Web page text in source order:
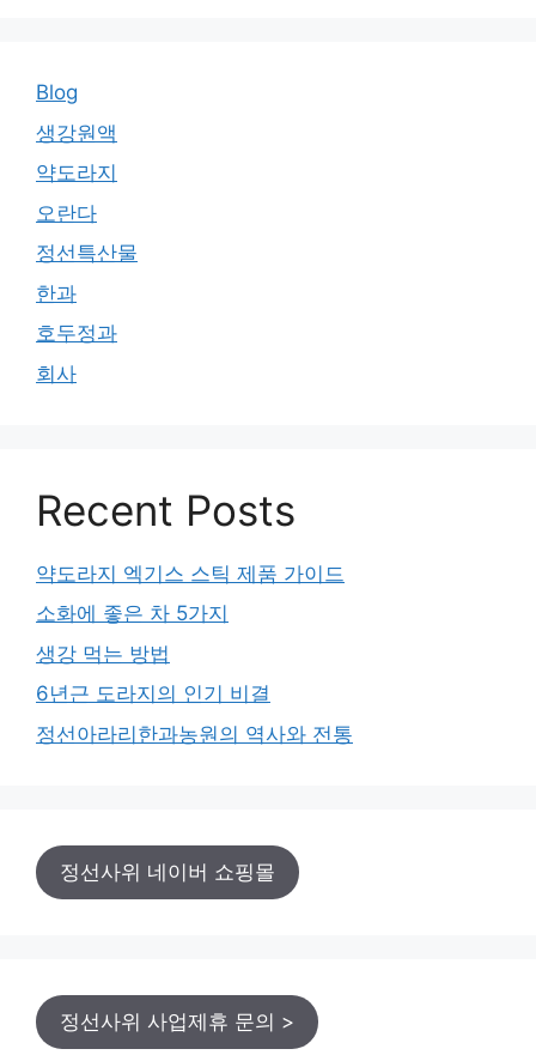
Blog
생강원액
약도라지
오란다
정선특산물
한과
호두정과
회사
Recent Posts
약도라지 엑기스 스틱 제품 가이드
소화에 좋은 차 5가지
생강 먹는 방법
6년근 도라지의 인기 비결
정선아라리한과농원의 역사와 전통
정선사위 네이버 쇼핑몰
정선사위 사업제휴 문의 >